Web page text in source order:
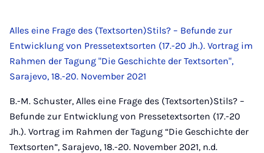
Alles eine Frage des (Textsorten)Stils? – Befunde zur
Entwicklung von Pressetextsorten (17.-20 Jh.). Vortrag im
Rahmen der Tagung "Die Geschichte der Textsorten",
Sarajevo, 18.-20. November 2021
B.-M. Schuster, Alles eine Frage des (Textsorten)Stils? –
Befunde zur Entwicklung von Pressetextsorten (17.-20
Jh.). Vortrag im Rahmen der Tagung “Die Geschichte der
Textsorten”, Sarajevo, 18.-20. November 2021, n.d.